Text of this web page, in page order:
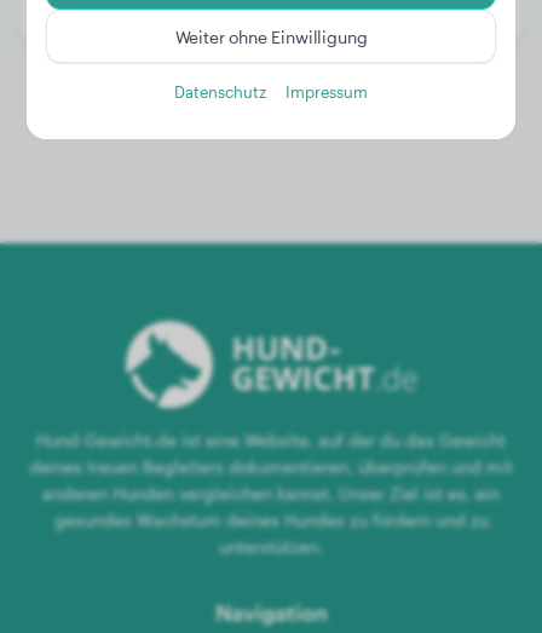
Geschlecht:
Rüde
Hund-Gewicht.de ist eine Website, auf der du das Gewicht
deines treuen Begleiters dokumentieren, überprüfen und mit
anderen Hunden vergleichen kannst. Unser Ziel ist es, ein
gesundes Wachstum deines Hundes zu fördern und zu
unterstützen.
Navigation
Weiter ohne Einwilligung
Datenschutz Impressum